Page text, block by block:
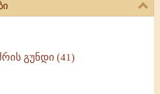
გუნდი (41)